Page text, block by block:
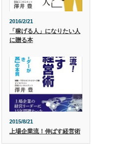
2016/2/21
「稼げる人」になりたい人
に贈る本
2015/8/21
上場企業流！伸ばす経営術